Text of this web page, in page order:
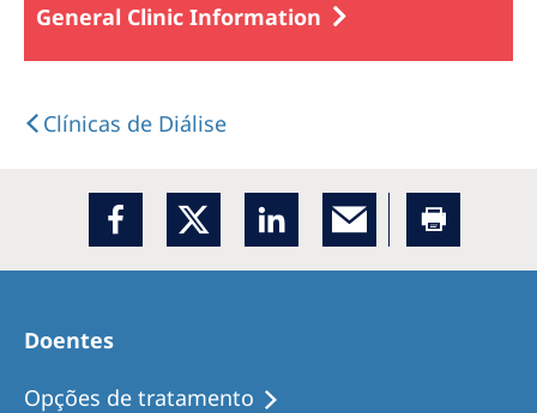
General Clinic Information
Clínicas de Diálise
Doentes
Opções de tratamento